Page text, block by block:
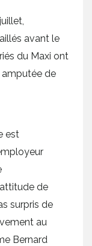
avant le
du Maxi ont
de
est
de
surpris de
au
Bernard